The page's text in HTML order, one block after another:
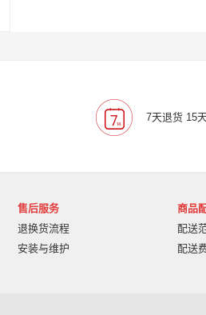
7天退货 15
售后服务
退换货流程
安装与维护
商品
配送
配送